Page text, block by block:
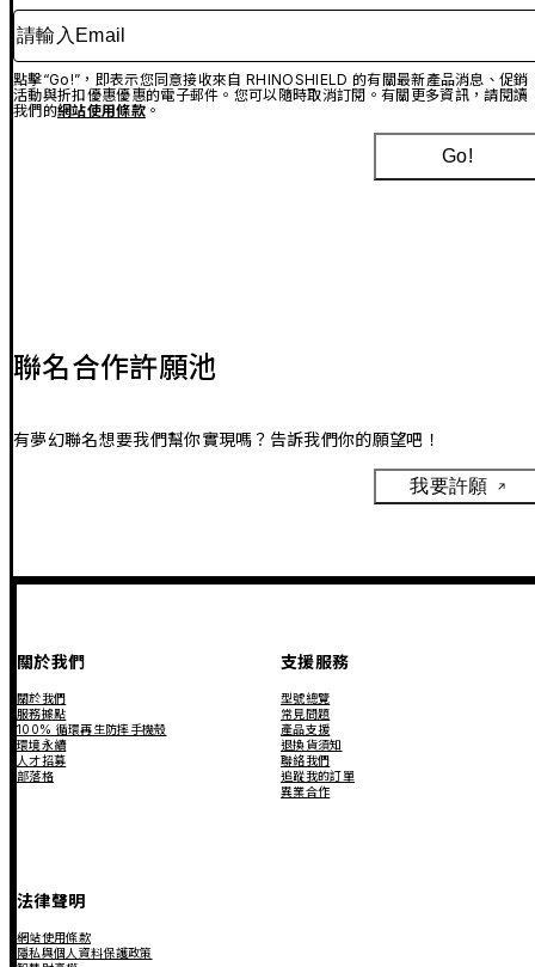
請輸入Email
點擊“Go!”，即表示您同意接收來自 RHINOSHIELD 的有關最新產品消息、促銷
活動與折扣優惠優惠的電子郵件。您可以隨時取消訂閱。有關更多資訊，請閱讀
我們的網站使用條款。
Go!
聯名合作許願池
有夢幻聯名想要我們幫你實現嗎？告訴我們你的願望吧！
我要許願
關於我們
關於我們
服務據點
100% 循環再生防摔手機殼
環境永續
人才招募
部落格
支援服務
型號總覽
常見問題
產品支援
退換貨須知
聯絡我們
追蹤我的訂單
異業合作
法律聲明
網站使用條款
隱私與個人資料保護政策